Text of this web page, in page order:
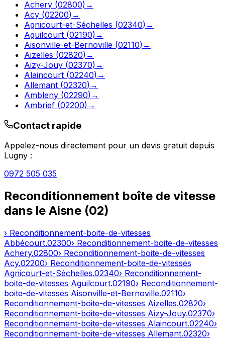
Achery (02800) →
Acy (02200) →
Agnicourt-et-Séchelles (02340) →
Aguilcourt (02190) →
Aisonville-et-Bernoville (02110) →
Aizelles (02820) →
Aizy-Jouy (02370) →
Alaincourt (02240) →
Allemant (02320) →
Ambleny (02290) →
Ambrief (02200) →
Contact rapide
Appelez-nous directement pour un devis gratuit depuis
Lugny :
0972 505 035
Reconditionnement boîte de vitesse
dans le Aisne (02)
› Reconditionnement-boite-de-vitesses
Abbécourt.02300› Reconditionnement-boite-de-vitesses
Achery.02800› Reconditionnement-boite-de-vitesses
Acy.02200› Reconditionnement-boite-de-vitesses
Agnicourt-et-Séchelles.02340› Reconditionnement-
boite-de-vitesses Aguilcourt.02190› Reconditionnement-
boite-de-vitesses Aisonville-et-Bernoville.02110›
Reconditionnement-boite-de-vitesses Aizelles.02820›
Reconditionnement-boite-de-vitesses Aizy-Jouy.02370›
Reconditionnement-boite-de-vitesses Alaincourt.02240›
Reconditionnement-boite-de-vitesses Allemant.02320›